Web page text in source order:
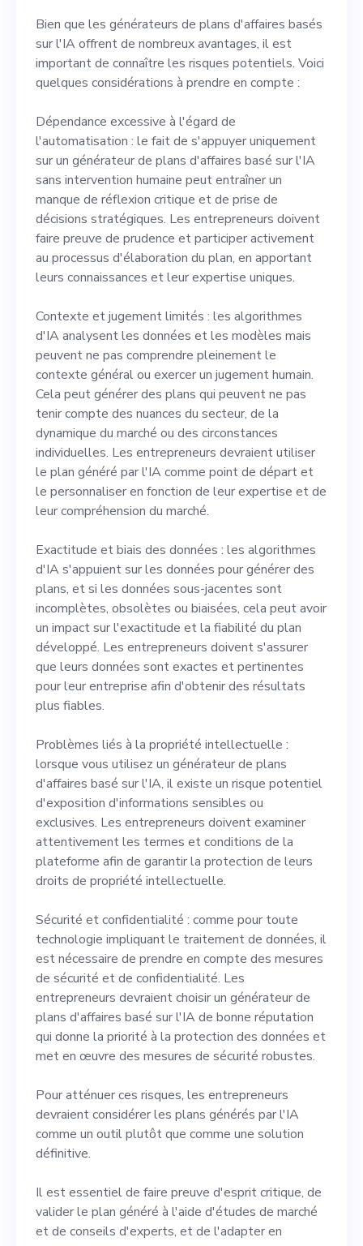
Bien que les générateurs de plans d'affaires basés
sur l'IA offrent de nombreux avantages, il est
important de connaître les risques potentiels. Voici
quelques considérations à prendre en compte :
Dépendance excessive à l'égard de
l'automatisation : le fait de s'appuyer uniquement
sur un générateur de plans d'affaires basé sur l'IA
sans intervention humaine peut entraîner un
manque de réflexion critique et de prise de
décisions stratégiques. Les entrepreneurs doivent
faire preuve de prudence et participer activement
au processus d'élaboration du plan, en apportant
leurs connaissances et leur expertise uniques.
Contexte et jugement limités : les algorithmes
d'IA analysent les données et les modèles mais
peuvent ne pas comprendre pleinement le
contexte général ou exercer un jugement humain.
Cela peut générer des plans qui peuvent ne pas
tenir compte des nuances du secteur, de la
dynamique du marché ou des circonstances
individuelles. Les entrepreneurs devraient utiliser
le plan généré par l'IA comme point de départ et
le personnaliser en fonction de leur expertise et de
leur compréhension du marché.
Exactitude et biais des données : les algorithmes
d'IA s'appuient sur les données pour générer des
plans, et si les données sous-jacentes sont
incomplètes, obsolètes ou biaisées, cela peut avoir
un impact sur l'exactitude et la fiabilité du plan
développé. Les entrepreneurs doivent s'assurer
que leurs données sont exactes et pertinentes
pour leur entreprise afin d'obtenir des résultats
plus fiables.
Problèmes liés à la propriété intellectuelle :
lorsque vous utilisez un générateur de plans
d'affaires basé sur l'IA, il existe un risque potentiel
d'exposition d'informations sensibles ou
exclusives. Les entrepreneurs doivent examiner
attentivement les termes et conditions de la
plateforme afin de garantir la protection de leurs
droits de propriété intellectuelle.
Sécurité et confidentialité : comme pour toute
technologie impliquant le traitement de données, il
est nécessaire de prendre en compte des mesures
de sécurité et de confidentialité. Les
entrepreneurs devraient choisir un générateur de
plans d'affaires basé sur l'IA de bonne réputation
qui donne la priorité à la protection des données et
met en œuvre des mesures de sécurité robustes.
Pour atténuer ces risques, les entrepreneurs
devraient considérer les plans générés par l'IA
comme un outil plutôt que comme une solution
définitive.
Il est essentiel de faire preuve d'esprit critique, de
valider le plan généré à l'aide d'études de marché
et de conseils d'experts, et de l'adapter en